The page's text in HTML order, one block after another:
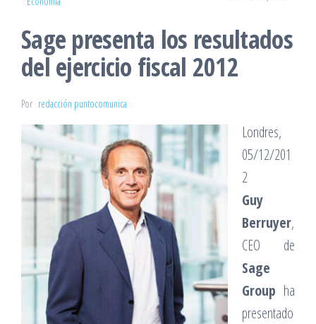
Sage presenta los resultados
del ejercicio fiscal 2012
Por redacción puntocomunica
Londres,
05/12/201
2
Guy
Berruyer,
CEO de
Sage
Group ha
presentado